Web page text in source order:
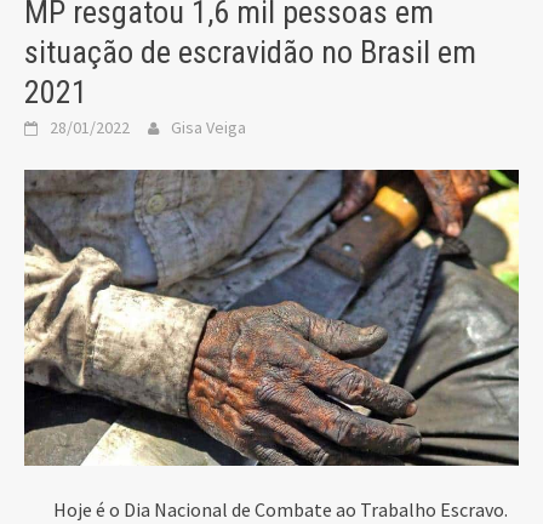
MP resgatou 1,6 mil pessoas em
situação de escravidão no Brasil em
2021
28/01/2022 Gisa Veiga
Hoje é o Dia Nacional de Combate ao Trabalho Escravo.